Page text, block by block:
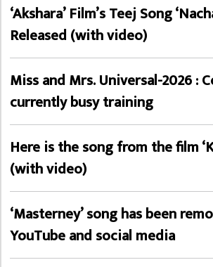
‘Akshara’ Film’s Teej Song
Released (with video)
Miss and Mrs. Universal-2026 :
currently busy training
Here is the song from the film
(with video)
‘Masterney’ song has been
YouTube and social media